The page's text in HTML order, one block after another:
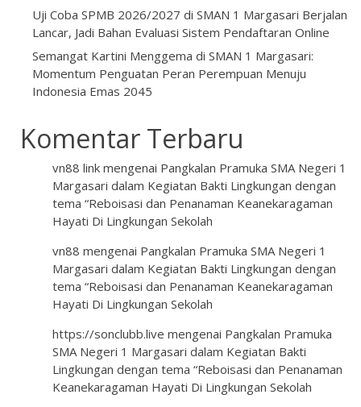
Uji Coba SPMB 2026/2027 di SMAN 1 Margasari Berjalan
Lancar, Jadi Bahan Evaluasi Sistem Pendaftaran Online
Semangat Kartini Menggema di SMAN 1 Margasari:
Momentum Penguatan Peran Perempuan Menuju
Indonesia Emas 2045
Komentar Terbaru
vn88 link mengenai Pangkalan Pramuka SMA Negeri 1
Margasari dalam Kegiatan Bakti Lingkungan dengan
tema “Reboisasi dan Penanaman Keanekaragaman
Hayati Di Lingkungan Sekolah
vn88 mengenai Pangkalan Pramuka SMA Negeri 1
Margasari dalam Kegiatan Bakti Lingkungan dengan
tema “Reboisasi dan Penanaman Keanekaragaman
Hayati Di Lingkungan Sekolah
ht​t​ps:​/​/​so​n​cl​ub​b.​li​v​e mengenai Pangkalan Pramuka
SMA Negeri 1 Margasari dalam Kegiatan Bakti
Lingkungan dengan tema “Reboisasi dan Penanaman
Keanekaragaman Hayati Di Lingkungan Sekolah